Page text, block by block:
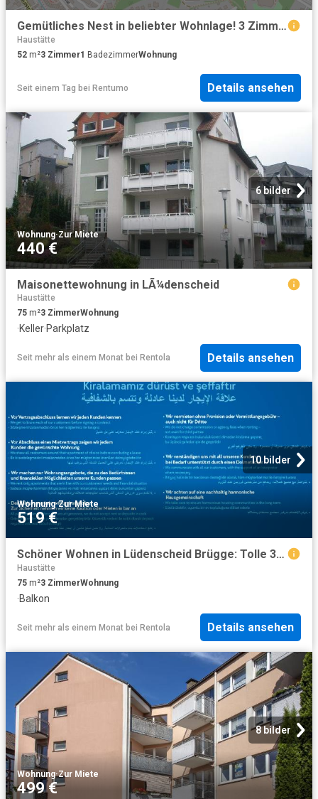
Gemütliches Nest in beliebter Wohnlage! 3 Zimmerwohnung Wipperfürth
Haustätte
52 m²3 Zimmer1 BadezimmerWohnung
Seit einem Tag bei Rentumo Details ansehen
6 bilder
Wohnung·Zur Miete
440 €
Maisonettewohnung in LÃ¼denscheid
Haustätte
75 m²3 ZimmerWohnung
·Keller·Parkplatz
Seit mehr als einem Monat bei Rentola Details ansehen
10 bilder
Wohnung·Zur Miete
519 €
Schöner Wohnen in Lüdenscheid Brügge: Tolle 3 Zimmer Wohnung mit Balkon und neuem Badezimmer!
Haustätte
75 m²3 ZimmerWohnung
·Balkon
Seit mehr als einem Monat bei Rentola Details ansehen
8 bilder
Wohnung·Zur Miete
499 €